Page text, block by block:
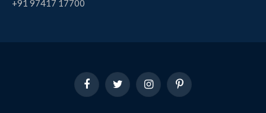
+91 97417 17700
FacebookTwitter InstagramPinterest